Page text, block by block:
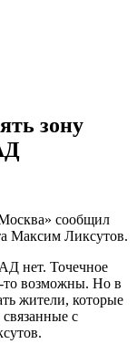
зону
сообщил
Максим Ликсутов.
нет. Точечное
то возможны. Но в
жители, которые
с